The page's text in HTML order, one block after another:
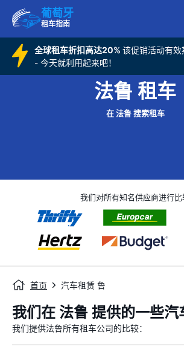
葡萄牙
租车指南
全球租车折扣高达20% 该促销活动有
- 今天就利用起来吧！
法鲁 租车
在 法鲁 搜索租车
我们对所有知名供应商进行比
首页 汽车租赁 鲁
我们在 法鲁 提供的一些汽
我们提供法鲁所有租车公司的比较：